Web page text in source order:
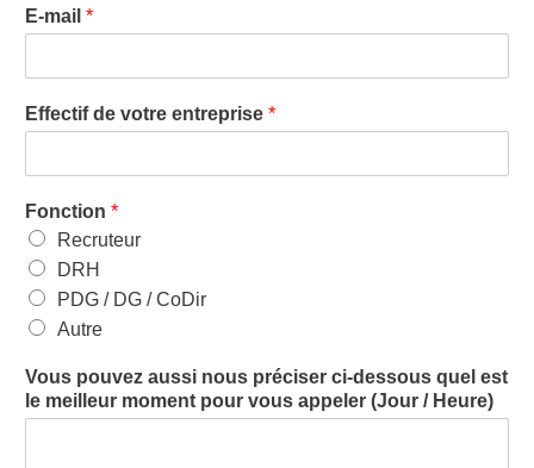
E-mail *
Effectif de votre entreprise *
Fonction *
Recruteur
DRH
PDG / DG / CoDir
Autre
Vous pouvez aussi nous préciser ci-dessous quel est
le meilleur moment pour vous appeler (Jour / Heure)